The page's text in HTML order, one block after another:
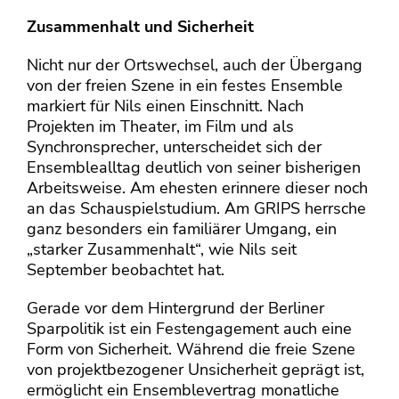
Zusammenhalt und Sicherheit
Nicht nur der Ortswechsel, auch der Übergang
von der freien Szene in ein festes Ensemble
markiert für Nils einen Einschnitt. Nach
Projekten im Theater, im Film und als
Synchronsprecher, unterscheidet sich der
Ensemblealltag deutlich von seiner bisherigen
Arbeitsweise. Am ehesten erinnere dieser noch
an das Schauspielstudium. Am GRIPS herrsche
ganz besonders ein familiärer Umgang, ein
„starker Zusammenhalt“, wie Nils seit
September beobachtet hat.
Gerade vor dem Hintergrund der Berliner
Sparpolitik ist ein Festengagement auch eine
Form von Sicherheit. Während die freie Szene
von projektbezogener Unsicherheit geprägt ist,
ermöglicht ein Ensemblevertrag monatliche